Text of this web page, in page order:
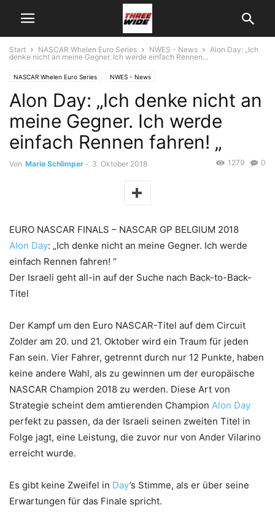
Start NASCAR Whelen Euro Series NWES - News
Alon Day: „Ich
denke nicht an meine Gegner. Ich werde einfach Rennen...
NASCAR Whelen Euro Series NWES - News
Alon Day: „Ich denke nicht an
meine Gegner. Ich werde
einfach Rennen fahren! „
Von Mario Schlimper - 3. Oktober 2018 0
1279
EURO NASCAR FINALS – NASCAR GP BELGIUM 2018
Alon Day: „Ich denke nicht an meine Gegner. Ich werde
einfach Rennen fahren! “
Der Israeli geht all-in auf der Suche nach Back-to-Back-
Titel
Der Kampf um den Euro NASCAR-Titel auf dem Circuit
Zolder am 20. und 21. Oktober wird ein Traum für jeden
Fan sein. Vier Fahrer, getrennt durch nur 12 Punkte, haben
keine andere Wahl, als zu gewinnen um der europäische
NASCAR Champion 2018 zu werden. Diese Art von
Strategie scheint dem amtierenden Champion Alon Day
perfekt zu passen, da der Israeli seinen zweiten Titel in
Folge jagt, eine Leistung, die zuvor nur von Ander Vilarino
erreicht wurde.
Es gibt keine Zweifel in Day’s Stimme, als er über seine
Erwartungen für das Finale spricht.